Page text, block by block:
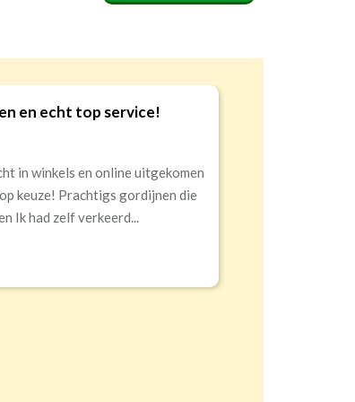
Goede kwaliteit en service!
Snelle levering, alles netjes aangekomen
Erald,Zeist